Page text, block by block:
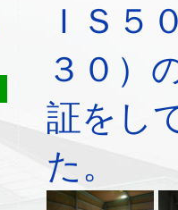
ＩＳ５
３０）
証をし
た。